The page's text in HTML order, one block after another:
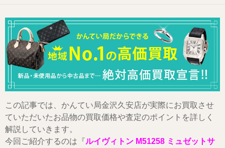
この記事では、かんてい局金沢久安店が実際にお買取させ
ていただいたお品物の買取価格や査定のポイントを詳しく
解説していきます。
今回ご紹介するのは『ルイヴィトン M51258 ミュゼットサ